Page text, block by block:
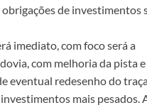
de investimentos
imediato, com foco será a
com melhoria da pista e
eventual redesenho do
mais pesados.